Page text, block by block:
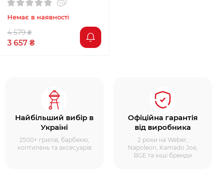
Немає в наявності
4 579 ₴
3 657 ₴
Найбільший вибір в
Україні
2500+ грилів, барбекю,
коптилень та аксесуарів
Офіційна гарантія
від виробника
2 роки на Weber,
Napoleon, Kamado Joe,
BGE та інші бренди